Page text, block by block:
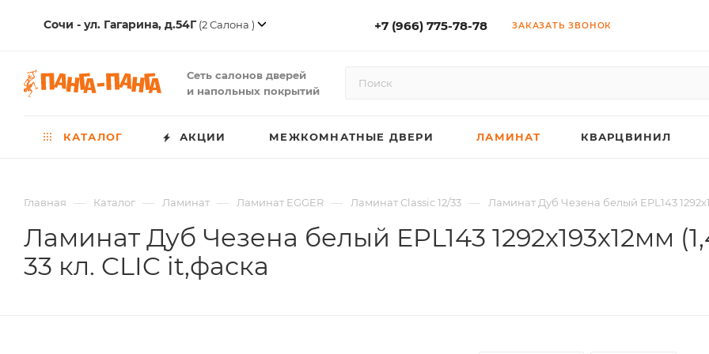
Сочи - ул. Гагарина, д.54Г(2 Салона ) +7 (966) 775-78-78 ЗАКАЗАТЬ ЗВОНОК
Сеть салонов дверей
и напольных покрытий
КАТАЛОГ АКЦИИ МЕЖКОМНАТНЫЕ ДВЕРИ ЛАМИНАТ КВАРЦВИНИЛ
Главная — Каталог — Ламинат — Ламинат EGGER — Ламинат Classic 12/33 — Ламинат Дуб Чезена белый EPL143
Ламинат Дуб Чезена белый EPL143 1292х193х12мм
33 кл. CLIC it,фаска